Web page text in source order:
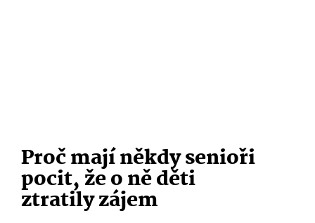
Proč mají někdy senioři
pocit, že o ně děti
ztratily zájem